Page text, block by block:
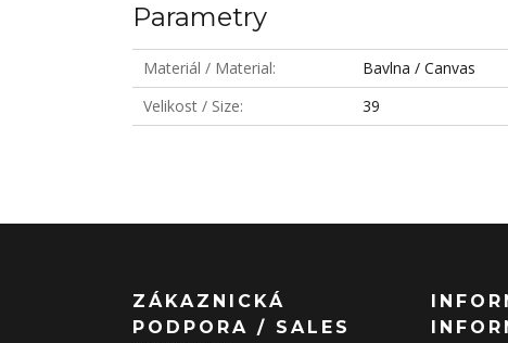
Parametry
Materiál / Material
Bavlna / Canvas
Velikost / Size
39
ZÁKAZNICKÁ
PODPORA / SALES